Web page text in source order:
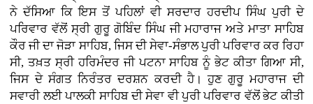
ਨੇ ਦੱਸਿਆ ਕਿ ਇਸ ਤੋਂ ਪਹਿਲਾਂ ਵੀ ਸਰਦਾਰ ਹਰਦੀਪ ਸਿੰਘ ਪੁਰੀ ਦੇ
ਪਰਿਵਾਰ ਵੱਲੋਂ ਸ੍ਰੀ ਗੁਰੂ ਗੋਬਿੰਦ ਸਿੰਘ ਜੀ ਮਹਾਰਾਜ ਅਤੇ ਮਾਤਾ ਸਾਹਿਬ
ਕੌਰ ਜੀ ਦਾ ਜੋੜਾ ਸਾਹਿਬ, ਜਿਸ ਦੀ ਸੇਵਾ-ਸੰਭਾਲ ਪੁਰੀ ਪਰਿਵਾਰ ਕਰ ਰਿਹਾ
ਸੀ, ਤਖ਼ਤ ਸ੍ਰੀ ਹਰਿਮੰਦਰ ਜੀ ਪਟਨਾ ਸਾਹਿਬ ਨੂੰ ਭੇਟ ਕੀਤਾ ਗਿਆ ਸੀ,
ਜਿਸ ਦੇ ਸੰਗਤ ਨਿਰੰਤਰ ਦਰਸ਼ਨ ਕਰਦੀ ਹੈ। ਹੁਣ ਗੁਰੂ ਮਹਾਰਾਜ ਦੀ
ਸਵਾਰੀ ਲਈ ਪਾਲਕੀ ਸਾਹਿਬ ਦੀ ਸੇਵਾ ਵੀ ਪੁਰੀ ਪਰਿਵਾਰ ਵੱਲੋਂ ਭੇਟ ਕੀਤੀ